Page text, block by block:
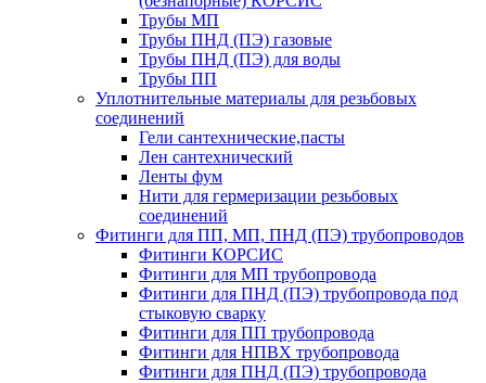
Трубы МП
Трубы ПНД (ПЭ) газовые
Трубы ПНД (ПЭ) для воды
Трубы ПП
Уплотнительные материалы для резьбовых
соединений
Гели сантехнические,пасты
Лен сантехнический
Ленты фум
Нити для гермеризации резьбовых
соединений
Фитинги для ПП, МП, ПНД (ПЭ) трубопроводов
Фитинги КОРСИС
Фитинги для МП трубопровода
Фитинги для ПНД (ПЭ) трубопровода под
стыковую сварку
Фитинги для ПП трубопровода
Фитинги для НПВХ трубопровода
Фитинги для ПНД (ПЭ) трубопровода